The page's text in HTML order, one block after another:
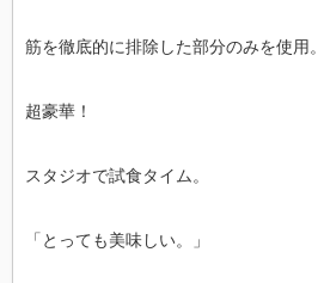
筋を徹底的に排除した部分のみを使用。
超豪華！
スタジオで試食タイム。
「とっても美味しい。」